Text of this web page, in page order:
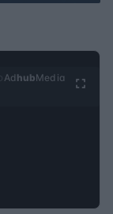
Ad hubMedia